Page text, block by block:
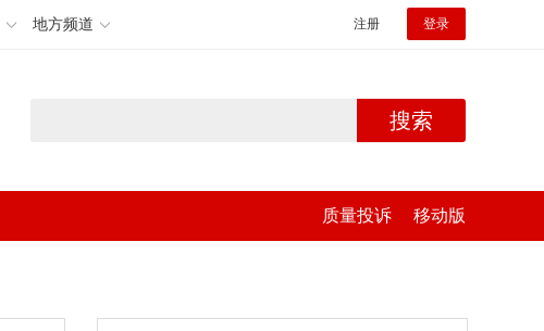
地方频道 注册 登录
搜索
质量投诉 移动版